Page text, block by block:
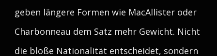
geben längere Formen wie MacAllister oder
Charbonneau dem Satz mehr Gewicht. Nicht
die bloße Nationalität entscheidet, sondern